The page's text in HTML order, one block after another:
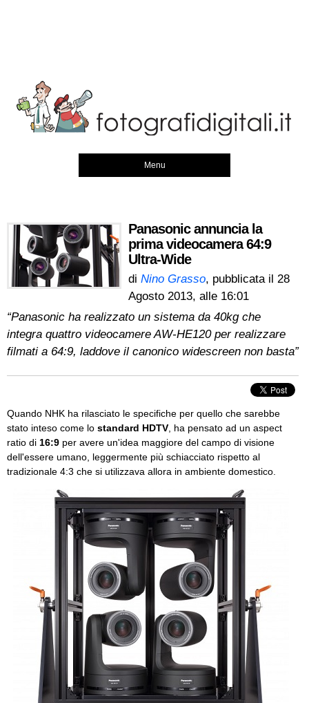
Menu
Panasonic annuncia la
prima videocamera 64:9
Ultra-Wide
di Nino Grasso, pubblicata il 28
Agosto 2013, alle 16:01
“Panasonic ha realizzato un sistema da 40kg che
integra quattro videocamere AW-HE120 per realizzare
filmati a 64:9, laddove il canonico widescreen non basta”
Quando NHK ha rilasciato le specifiche per quello che sarebbe
stato inteso come lo standard HDTV , ha pensato ad un aspect
ratio di 16:9 per avere un'idea maggiore del campo di visione
dell'essere umano, leggermente più schiacciato rispetto al
tradizionale 4:3 che si utilizzava allora in ambiente domestico.